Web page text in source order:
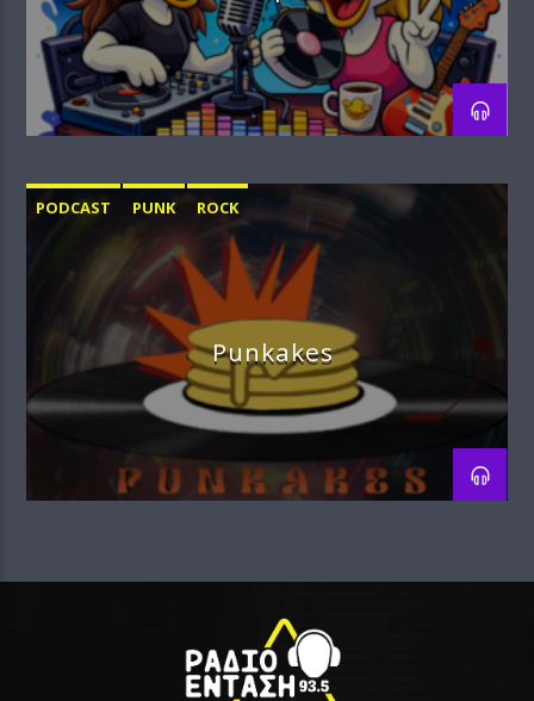
PODCAST PUNK ROCK
Punkakes